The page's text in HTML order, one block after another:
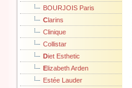
BOURJOIS Paris
Clarins
Clinique
Collistar
Diet Esthetic
Elizabeth Arden
Estée Lauder